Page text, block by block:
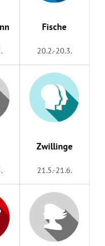
Fische
20.2.-20.3.
Zwillinge
21.5.-21.6.